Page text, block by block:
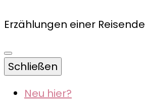
Erzählungen einer
Schließen
Neu hier?